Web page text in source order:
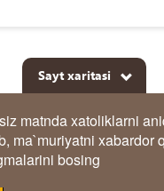
Sayt xaritasi
matnda xatoliklarni
ma`muriyatni xabardor
bosing